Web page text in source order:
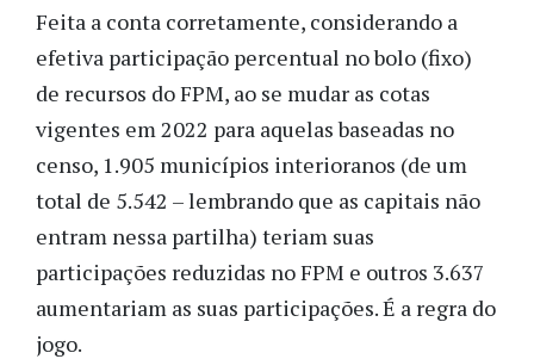
Feita a conta corretamente, considerando a
efetiva participação percentual no bolo (fixo)
de recursos do FPM, ao se mudar as cotas
vigentes em 2022 para aquelas baseadas no
censo, 1.905 municípios interioranos (de um
total de 5.542 – lembrando que as capitais não
entram nessa partilha) teriam suas
participações reduzidas no FPM e outros 3.637
aumentariam as suas participações. É a regra do
jogo.